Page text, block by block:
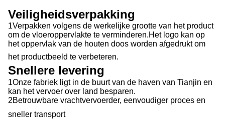
Veiligheidsverpakking
1Verpakken volgens de werkelijke grootte van het product
om de vloeroppervlakte te verminderen.Het logo kan op
het oppervlak van de houten doos worden afgedrukt om
het productbeeld te verbeteren.
Snellere levering
1Onze fabriek ligt in de buurt van de haven van Tianjin en
kan het vervoer over land besparen.
2Betrouwbare vrachtvervoerder, eenvoudiger proces en
sneller transport